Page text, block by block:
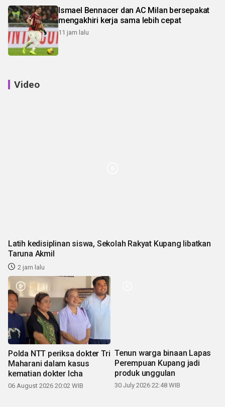
Ismael Bennacer dan AC Milan bersepakat
mengakhiri kerja sama lebih cepat
11 jam lalu
Video
Latih kedisiplinan siswa, Sekolah Rakyat Kupang libatkan
Taruna Akmil
2 jam lalu
Polda NTT periksa dokter Tri
Maharani dalam kasus
kematian dokter Icha
06 August 2026 20:02 WIB
Tenun warga binaan Lapas
Perempuan Kupang jadi
produk unggulan
30 July 2026 22:48 WIB